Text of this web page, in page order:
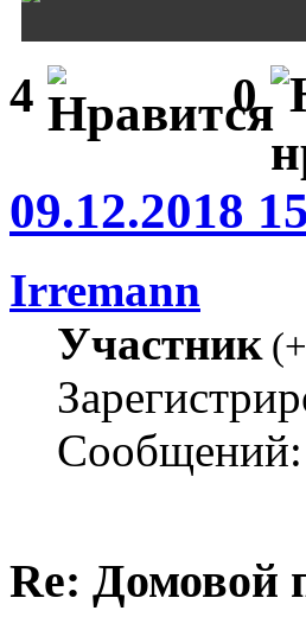
4 0
09.12.2018
Irremann
Участник(
Re: Домовой